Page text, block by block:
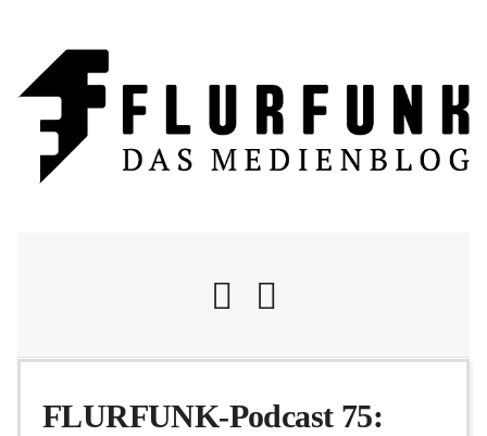
Nachrichten
FLURFUNK-Podcast 75: